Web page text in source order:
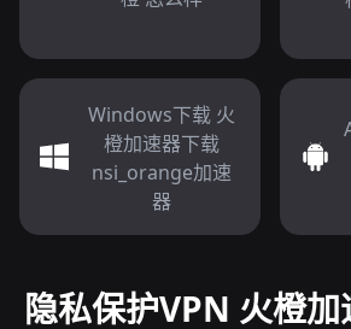
Windows下载 火
橙加速器下载
nsi_orange加速
器
隐私保护VPN 火橙